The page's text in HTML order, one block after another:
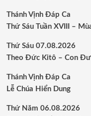
Thánh Vịnh Đáp Ca
Thứ Sáu Tuần XVIII –
Thứ Sáu 07.08.2026
Theo Đức Kitô – Con
Thánh Vịnh Đáp Ca
Lễ Chúa Hiển Dung
Thứ Năm 06.08.2026